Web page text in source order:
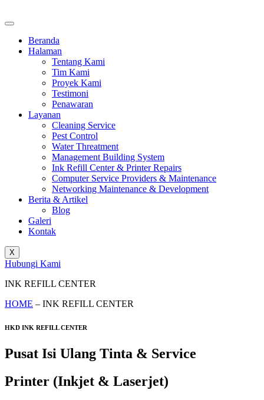
Beranda
Halaman
Tentang Kami
Tim Kami
Proyek Kami
Testimoni
Penawaran
Layanan
Cleaning Service
Pest Control
Water Threatment
Management Building System
Ink Refill Center & Printer Repairs
Computer Service Providers & Maintenance
Networking Maintenance & Development
Berita & Artikel
Blog
Galeri
Kontak
X
Hubungi Kami
INK REFILL CENTER
HOME – INK REFILL CENTER
HKD INK REFILL CENTER
Pusat Isi Ulang Tinta & Service
Printer (Inkjet & Laserjet)